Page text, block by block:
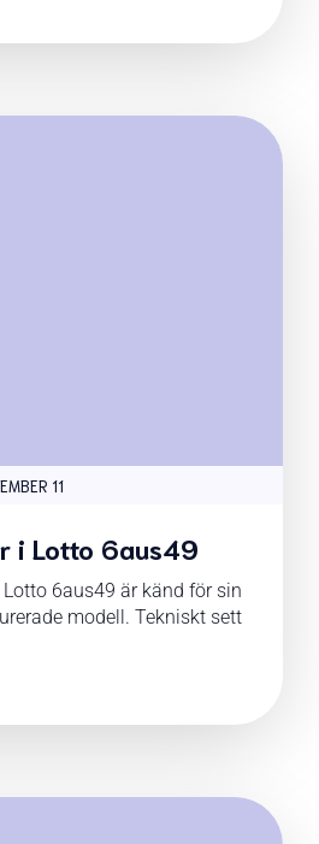
11
i Lotto 6aus49
6aus49 är känd för sin
modell. Tekniskt sett